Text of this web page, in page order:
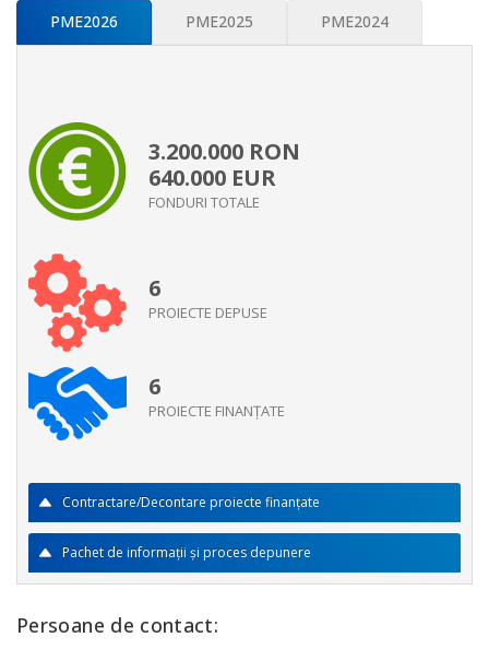
PME2026 PME2025 PME2024
3.200.000 RON
640.000 EUR
FONDURI TOTALE
6
PROIECTE DEPUSE
6
PROIECTE FINANŢATE
Contractare/Decontare proiecte finanţate
Pachet de informaţii şi proces depunere
Persoane de contact: